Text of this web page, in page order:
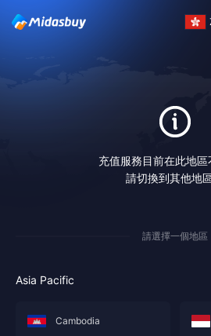
充值服務目前在此地區
請切換到其他地區
請選擇一個地區
Asia Pacific
Cambodia